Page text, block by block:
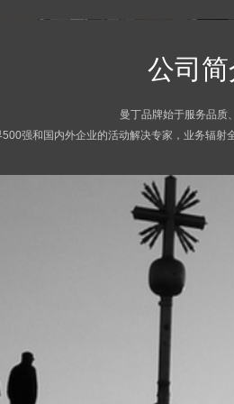
公司简
曼丁品牌始于服务品质
500强和国内外企业的活动解决专家，业务辐射